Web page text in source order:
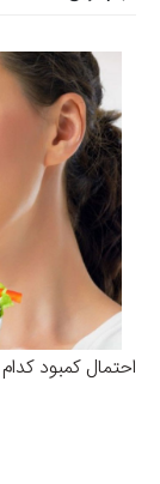
احتمال کمبود